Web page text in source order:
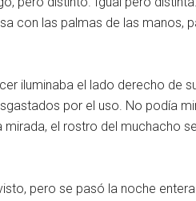
con las palmas de las manos,
iluminaba el lado derecho de
por el uso. No podía
mirada, el rostro del muchacho se
pero se pasó la noche entera